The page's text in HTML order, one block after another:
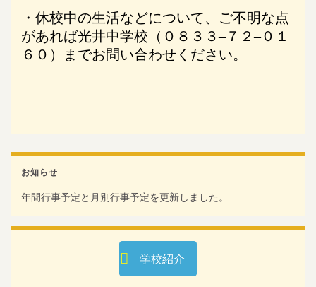
・休校中の生活などについて、ご不明な点
があれば光井中学校（０８３３–７２–０１
６０）までお問い合わせください。
お知らせ
年間行事予定と月別行事予定を更新しました。
学校紹介